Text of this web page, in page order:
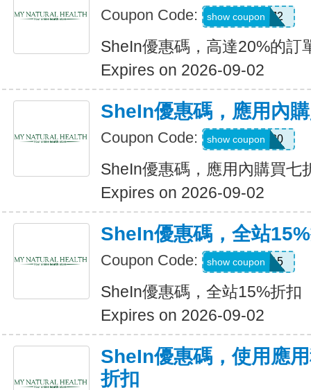
Coupon Code: US24J2
show coupon
SheIn優惠碼，高達20%的訂
Expires on 2026-09-02
SheIn優惠碼，應用內
Coupon Code: APPOFF30
show coupon
SheIn優惠碼，應用內購買七
Expires on 2026-09-02
SheIn優惠碼，全站
Coupon Code: LOOMS15
show coupon
SheIn優惠碼，全站15%折扣
Expires on 2026-09-02
SheIn優惠碼，使用應
折扣